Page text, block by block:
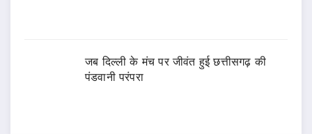
जब दिल्ली के मंच पर जीवंत हुई छत्तीसगढ़ की
पंडवानी परंपरा